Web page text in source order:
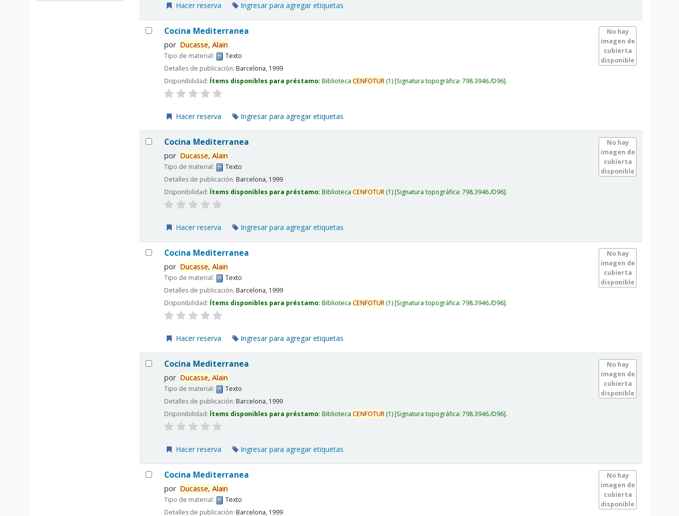
Hacer reserva Ingresar para agregar etiquetas
No hay
imagen de
cubierta
disponible
Cocina Mediterranea
por Ducasse, Alain
Tipo de material:
Texto
Detalles de publicación:Barcelona, 1999
Disponibilidad: Ítems disponibles para préstamo:Biblioteca CENFOTUR (1) Signatura topográfica:798.3946./D96 .
Hacer reserva Ingresar para agregar etiquetas
No hay
imagen de
cubierta
disponible
Cocina Mediterranea
por Ducasse, Alain
Tipo de material:
Texto
Detalles de publicación:Barcelona, 1999
Disponibilidad: Ítems disponibles para préstamo:Biblioteca CENFOTUR (1) Signatura topográfica:798.3946./D96 .
Hacer reserva Ingresar para agregar etiquetas
No hay
imagen de
cubierta
disponible
Cocina Mediterranea
por Ducasse, Alain
Tipo de material:
Texto
Detalles de publicación:Barcelona, 1999
Disponibilidad: Ítems disponibles para préstamo:Biblioteca CENFOTUR (1) Signatura topográfica:798.3946./D96 .
Hacer reserva Ingresar para agregar etiquetas
No hay
imagen de
cubierta
disponible
Cocina Mediterranea
por Ducasse, Alain
Tipo de material:
Texto
Detalles de publicación:Barcelona, 1999
Disponibilidad: Ítems disponibles para préstamo:Biblioteca CENFOTUR (1) Signatura topográfica:798.3946./D96 .
Hacer reserva Ingresar para agregar etiquetas
No hay
imagen de
cubierta
disponible
Cocina Mediterranea
por Ducasse, Alain
Tipo de material:
Texto
Detalles de publicación:Barcelona, 1999